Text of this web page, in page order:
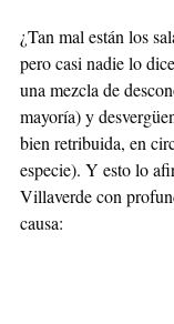
¿Tan mal están los
pero casi nadie lo
una mezcla de
mayoría) y
bien retribuida, en
especie). Y esto lo
Villaverde con
causa: